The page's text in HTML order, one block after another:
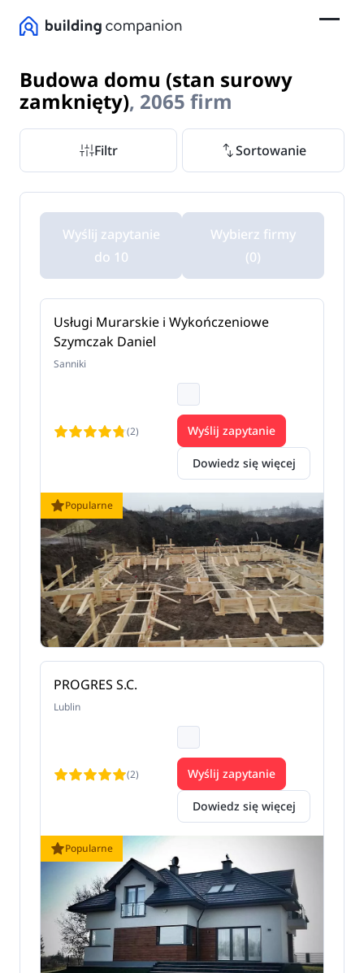
Budowa domu (stan surowy
zamknięty), 2065 firm
Filtr Sortowanie
Wyślij zapytanie
do 10
Wybierz firmy
(0)
Popularne
Usługi Murarskie i Wykończeniowe
Szymczak Daniel
Sanniki
(2)
Dowiedz się więcej
Wyślij zapytanie
Popularne
PROGRES S.C.
Lublin
(2)
Dowiedz się więcej
Wyślij zapytanie